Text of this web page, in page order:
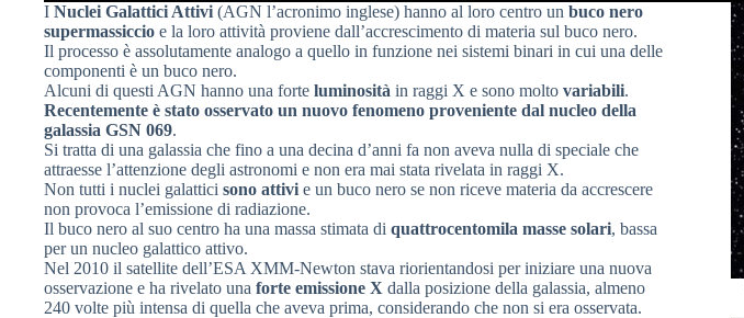
I Nuclei Galattici Attivi (AGN l’acronimo inglese) hanno al loro centro un buco nero
supermassiccio e la loro attività proviene dall’accrescimento di materia sul buco nero.
Il processo è assolutamente analogo a quello in funzione nei sistemi binari in cui una delle
componenti è un buco nero.
Alcuni di questi AGN hanno una forte luminosità in raggi X e sono molto variabili.
Recentemente è stato osservato un nuovo fenomeno proveniente dal nucleo della
galassia GSN 069.
Si tratta di una galassia che fino a una decina d’anni fa non aveva nulla di speciale che
attraesse l’attenzione degli astronomi e non era mai stata rivelata in raggi X.
Non tutti i nuclei galattici sono attivi e un buco nero se non riceve materia da accrescere
non provoca l’emissione di radiazione.
Il buco nero al suo centro ha una massa stimata di quattrocentomila masse solari, bassa
per un nucleo galattico attivo.
Nel 2010 il satellite dell’ESA XMM-Newton stava riorientandosi per iniziare una nuova
osservazione e ha rivelato una forte emissione X dalla posizione della galassia, almeno
240 volte più intensa di quella che aveva prima, considerando che non si era osservata.